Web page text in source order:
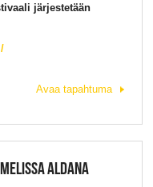
järjestetään
Avaa tapahtuma
ALDANA